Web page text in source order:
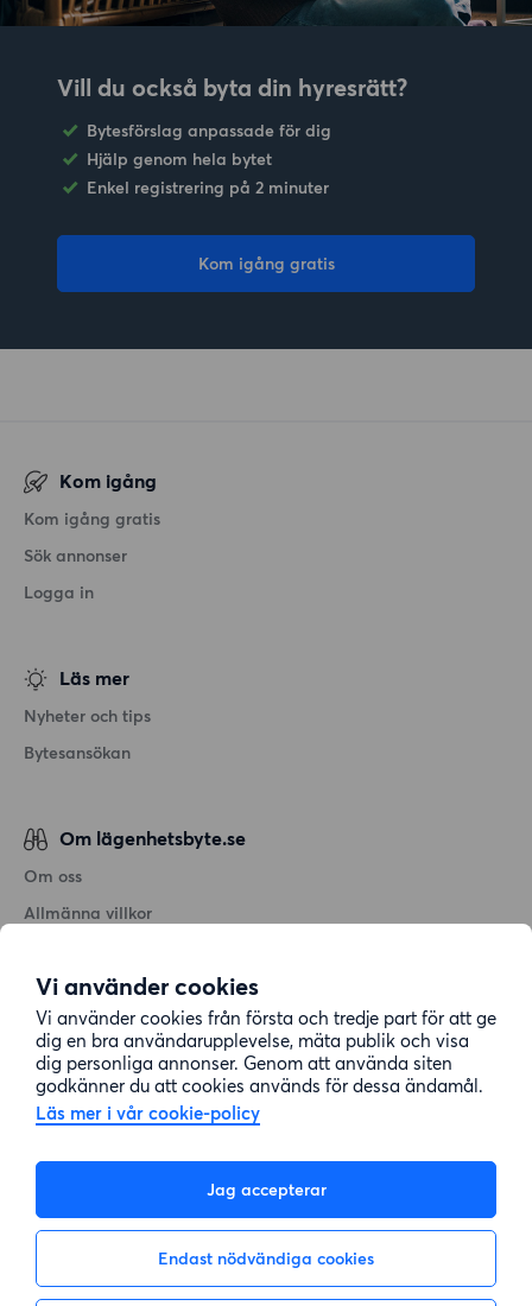
Vi använder cookies
Vi använder cookies från första och tredje part för att ge
dig en bra användarupplevelse, mäta publik och visa
dig personliga annonser. Genom att använda siten
godkänner du att cookies används för dessa ändamål.
Läs mer i vår cookie-policy
Jag accepterar
Endast nödvändiga cookies
Vill du också byta din hyresrätt?
Bytesförslag anpassade för dig
Hjälp genom hela bytet
Enkel registrering på 2 minuter
Kom igång gratis
Kom igång
Kom igång gratis
Sök annonser
Logga in
Läs mer
Nyheter och tips
Bytesansökan
Om lägenhetsbyte.se
Om oss
Allmänna villkor
Cookiepolicy
Sitemap
Kundtjänst
08-22 00 90
E-post: